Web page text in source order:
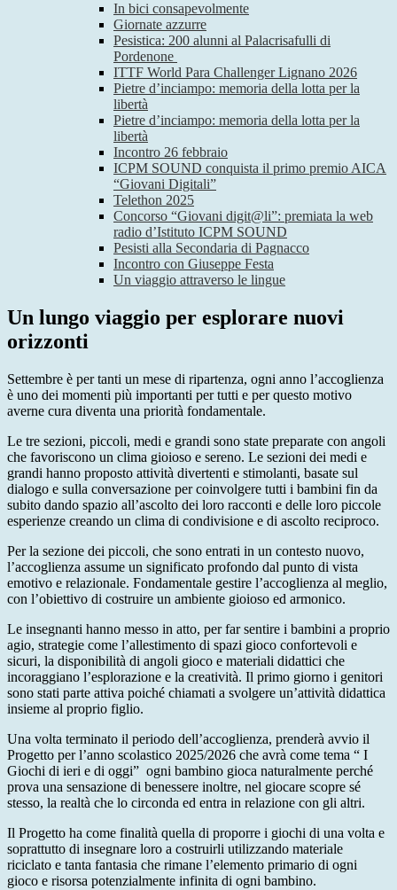
In bici consapevolmente
Giornate azzurre
Pesistica: 200 alunni al Palacrisafulli di
Pordenone
ITTF World Para Challenger Lignano 2026
Pietre d’inciampo: memoria della lotta per la
libertà
Pietre d’inciampo: memoria della lotta per la
libertà
Incontro 26 febbraio
ICPM SOUND conquista il primo premio AICA
“Giovani Digitali”
Telethon 2025
Concorso “Giovani digit@li”: premiata la web
radio d’Istituto ICPM SOUND
Pesisti alla Secondaria di Pagnacco
Incontro con Giuseppe Festa
Un viaggio attraverso le lingue
Un lungo viaggio per esplorare nuovi
orizzonti
Settembre è per tanti un mese di ripartenza, ogni anno l’accoglienza
è uno dei momenti più importanti per tutti e per questo motivo
averne cura diventa una priorità fondamentale.
Le tre sezioni, piccoli, medi e grandi sono state preparate con angoli
che favoriscono un clima gioioso e sereno. Le sezioni dei medi e
grandi hanno proposto attività divertenti e stimolanti, basate sul
dialogo e sulla conversazione per coinvolgere tutti i bambini fin da
subito dando spazio all’ascolto dei loro racconti e delle loro piccole
esperienze creando un clima di condivisione e di ascolto reciproco.
Per la sezione dei piccoli, che sono entrati in un contesto nuovo,
l’accoglienza assume un significato profondo dal punto di vista
emotivo e relazionale. Fondamentale gestire l’accoglienza al meglio,
con l’obiettivo di costruire un ambiente gioioso ed armonico.
Le insegnanti hanno messo in atto, per far sentire i bambini a proprio
agio, strategie come l’allestimento di spazi gioco confortevoli e
sicuri, la disponibilità di angoli gioco e materiali didattici che
incoraggiano l’esplorazione e la creatività. Il primo giorno i genitori
sono stati parte attiva poiché chiamati a svolgere un’attività didattica
insieme al proprio figlio.
Una volta terminato il periodo dell’accoglienza, prenderà avvio il
Progetto per l’anno scolastico 2025/2026 che avrà come tema “ I
Giochi di ieri e di oggi” ogni bambino gioca naturalmente perché
prova una sensazione di benessere inoltre, nel giocare scopre sé
stesso, la realtà che lo circonda ed entra in relazione con gli altri.
Il Progetto ha come finalità quella di proporre i giochi di una volta e
soprattutto di insegnare loro a costruirli utilizzando materiale
riciclato e tanta fantasia che rimane l’elemento primario di ogni
gioco e risorsa potenzialmente infinita di ogni bambino.